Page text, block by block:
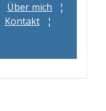
Über mich
¦
Kontakt
¦